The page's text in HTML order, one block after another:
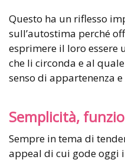
Questo ha un riflesso
sull’autostima perché
esprimere il loro essere
che li circonda e al
senso di appartenenza e
Semplicità,
Sempre in tema di
appeal di cui gode oggi